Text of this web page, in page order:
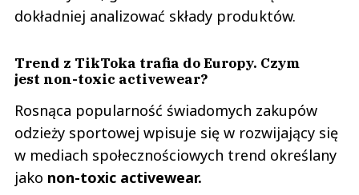
dokładniej analizować składy produktów.
Trend z TikToka trafia do Europy. Czym
jest non-toxic activewear?
Rosnąca popularność świadomych zakupów
odzieży sportowej wpisuje się w rozwijający się
w mediach społecznościowych trend określany
jako non-toxic activewear.